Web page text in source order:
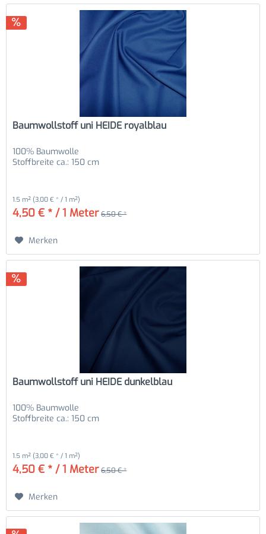
Baumwollstoff uni HEIDE royalblau
100% Baumwolle
Stoffbreite ca.: 150 cm
1.5 m² (3,00 € * / 1 m²)
4,50 € * / 1 Meter 6,50 € *
Merken
Baumwollstoff uni HEIDE dunkelblau
100% Baumwolle
Stoffbreite ca.: 150 cm
1.5 m² (3,00 € * / 1 m²)
4,50 € * / 1 Meter 6,50 € *
Merken